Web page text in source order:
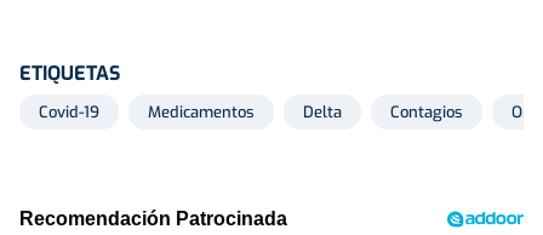
ETIQUETAS
Covid-19 Medicamentos Delta Contagios